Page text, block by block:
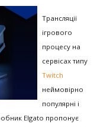
Трансляції
ігрового
процесу на
сервісах типу
Twitch
неймовірно
популярні і
Elgato пропонує